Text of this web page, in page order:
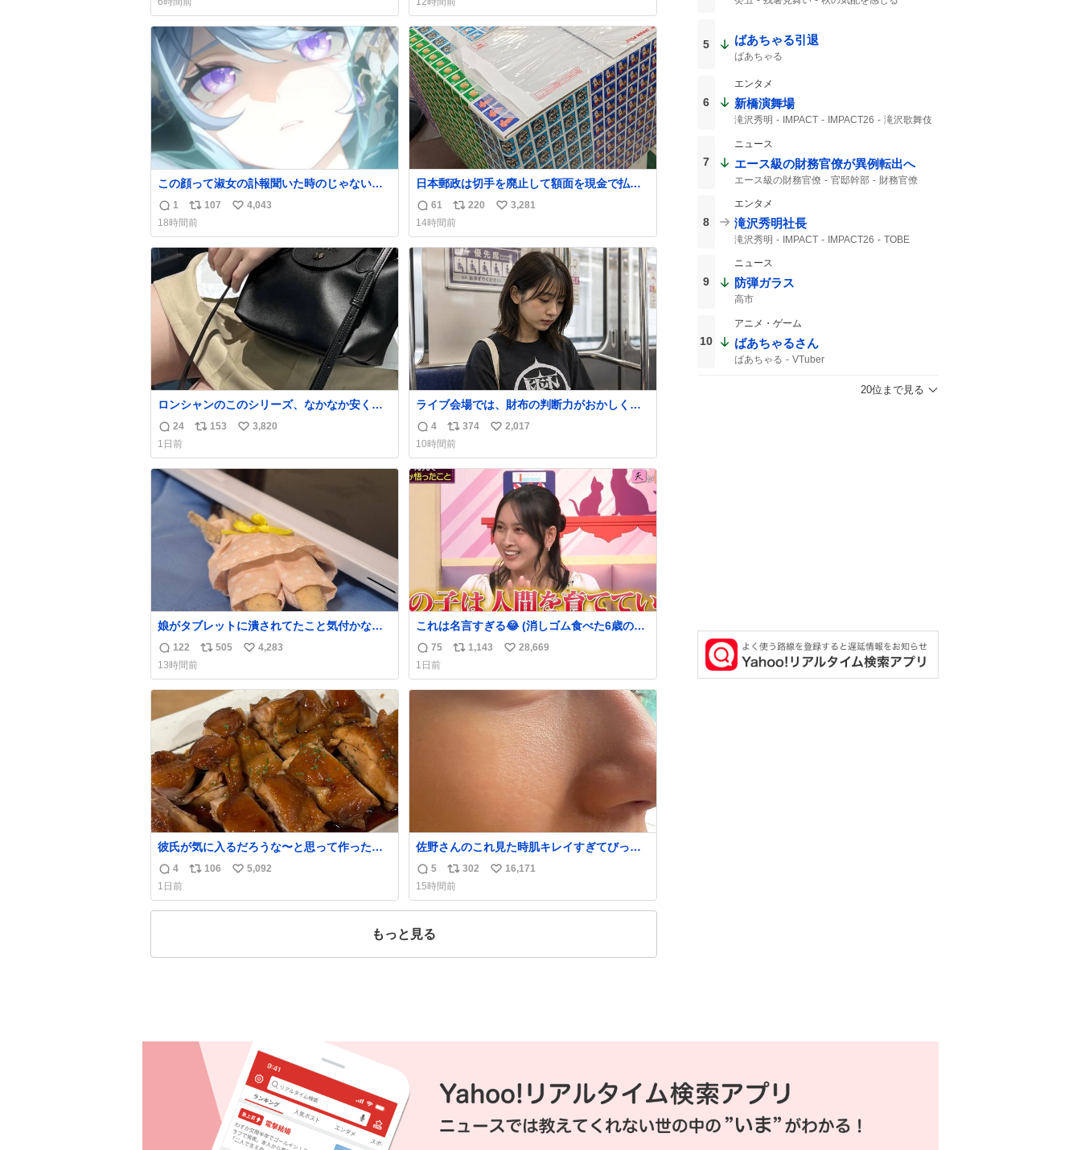
信
数
ポ
ス
ト
数
ね
数
は、トヨタカローラのボディをオート生産す
る、工業ロボットの製作者なんですが、 父が
電動ベットの配線をハンダで修理している横
で、
信
数
ポ
ス
ト
数
ね
数
この顔って淑女の訃報聞いた時のじゃないの
(((
返
信
数
1
リ
ポ
ス
ト
数
107
い
ね
数
4,043
18時間前
日本郵政は切手を廃止して額面を現金で払い
戻せ2026 #日本郵政 @JapanPostHD_PR
返
信
数
61
リ
ポ
ス
ト
数
220
い
ね
数
3,281
14時間前
ロンシャンのこのシリーズ、なかなか安くな
らないのにセール価格になってる🖤✨レザー
なのが反則級にかわいい。持ってるだけでコ
ーデが格上げされる。
返
信
数
24
リ
ス
ト
数
153
い
ね
数
3,820
1日前
ライブ会場では、財布の判断力がおかしくな
る。
返
信
数
4
リ
ポ
ス
ト
数
374
い
ね
数
2,017
10時間前
娘がタブレットに潰されてたこと気付かなか
った。 旦那だけは娘の波長を感じ取れるから
声出せずともSOSが伝わったらしい。 急いで
旦那が救出して、泣きじゃくる娘に自分も謝
って抱きしめようとしたら、ビンタされてし
まった。3回ほど。 小さい手だけど、地味に
痛い。 その後、娘は旦那に泣きついてた。
返
信
数
122
リ
ス
ト
数
505
い
ね
数
4,283
13時間前
これは名言すぎる😂 (消しゴム食べた6歳の弟
を思い出しながら)
返
信
数
75
リ
ス
ト
1,143
い
ね
数
28,669
1日前
彼氏が気に入るだろうな〜と思って作ったら
想像の何倍も美味しい美味しい言ってくれて
嬉しい
返
信
数
4
リ
ス
106
い
ね
5,092
1日前
佐野さんのこれ見た時肌キレイすぎてびっく
りしたし、やはりアイドルって体型･肌管理す
ごすぎる
返
信
数
5
リ
ポ
ス
302
い
ね
16,171
15時間前
もっと見る
5 ばあちゃる引退
ばあちゃる
6
エンタメ
新橋演舞場
滝沢秀明 IMPACT IMPACT26
滝沢歌舞伎
サンスポ
7
ニュース
エース級の財務官僚が異例転出へ
エース級の財務官僚 官邸幹部 財務官僚
8
エンタメ
滝沢秀明社長
滝沢秀明 IMPACT IMPACT26
TOBE
9
ニュース
防弾ガラス
高市
10
アニメ・ゲーム
ばあちゃるさん
ばあちゃる VTuber
20位まで見る